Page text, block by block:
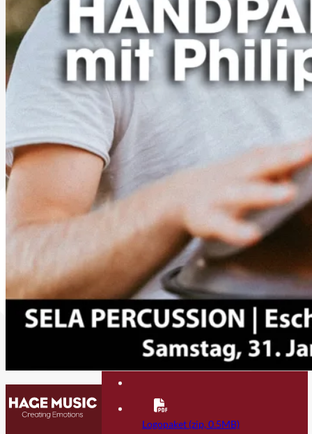
Logopaket (zip, 0.5MB)